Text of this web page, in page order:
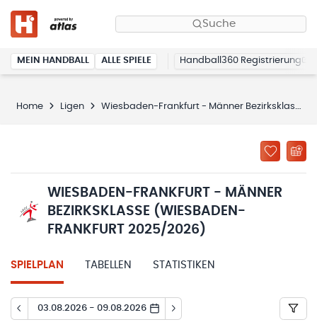
Suche
MEIN HANDBALL ALLE SPIELE Handball360 Registrierung
Home Ligen Wiesbaden-Frankfurt - Männer Bezirksklasse (Wiesbaden-Frankfurt 2025/2026)
WIESBADEN-FRANKFURT - MÄNNER
BEZIRKSKLASSE (WIESBADEN-
FRANKFURT 2025/2026)
SPIELPLAN TABELLEN STATISTIKEN
03.08.2026 - 09.08.2026